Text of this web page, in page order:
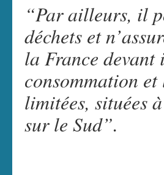
“Par ailleurs, il
déchets et
la France
consommation
limitées, situées
sur le Sud”.